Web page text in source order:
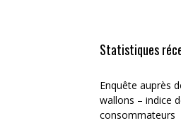
Statistiques
Enquête auprès
wallons – indice
consommateurs